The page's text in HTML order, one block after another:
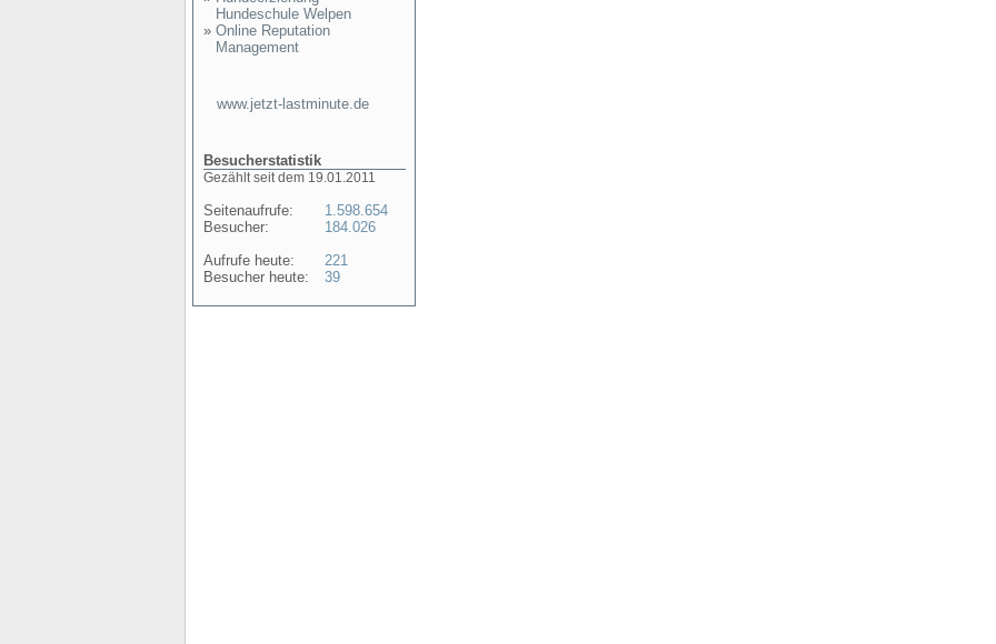
Hundeschule Welpen
» Online Reputation
Management
www.jetzt-lastminute.de
Besucherstatistik
Gezählt seit dem 19.01.2011
Seitenaufrufe:
Besucher:
Aufrufe heute:
Besucher heute:
1.598.654
184.026
221
39